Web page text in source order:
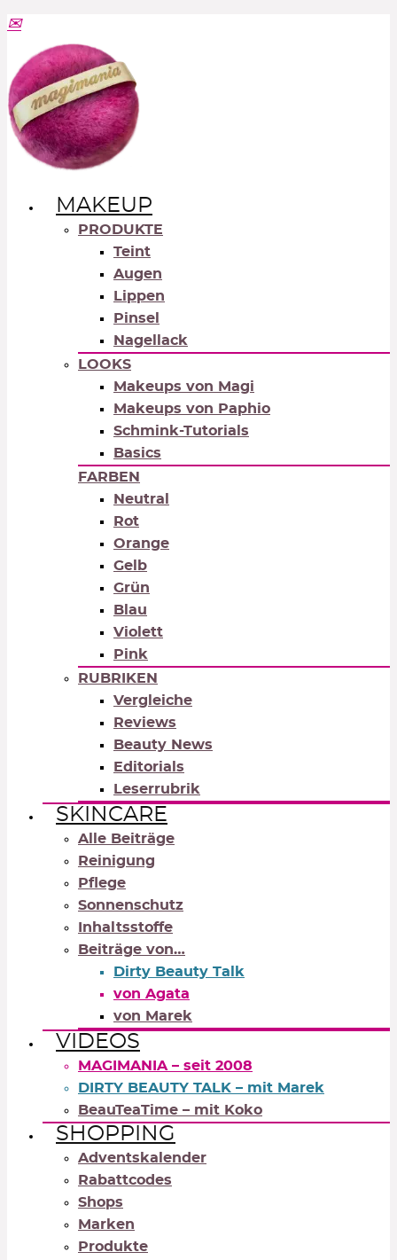
MAKEUP
PRODUKTE
Teint
Augen
Lippen
Pinsel
Nagellack
LOOKS
Makeups von Magi
Makeups von Paphio
Schmink-Tutorials
Basics
FARBEN
Neutral
Rot
Orange
Gelb
Grün
Blau
Violett
Pink
RUBRIKEN
Vergleiche
Reviews
Beauty News
Editorials
Leserrubrik
SKINCARE
Alle Beiträge
Reinigung
Pflege
Sonnenschutz
Inhaltsstoffe
Beiträge von…
Dirty Beauty Talk
von Agata
von Marek
VIDEOS
MAGIMANIA – seit 2008
DIRTY BEAUTY TALK – mit Marek
BeauTeaTime – mit Koko
SHOPPING
Adventskalender
Rabattcodes
Shops
Marken
Produkte